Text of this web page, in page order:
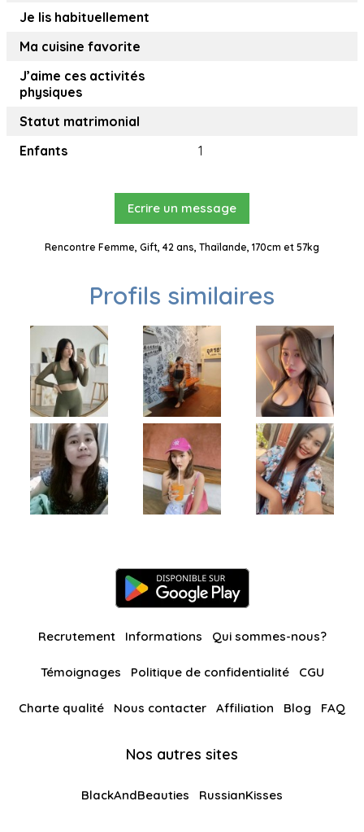
Je lis habituellement
Ma cuisine favorite
J’aime ces activités
physiques
Statut matrimonial
Enfants
1
Ecrire un message
Rencontre Femme, Gift, 42 ans, Thaïlande, 170cm et 57kg
Profils similaires
Recrutement Informations Qui sommes-nous?
Témoignages Politique de confidentialité CGU
Charte qualité Nous contacter Affiliation Blog FAQ
Nos autres sites
BlackAndBeauties RussianKisses